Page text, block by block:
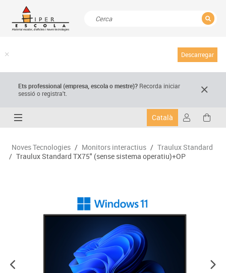
Descarregar
Ets professional (empresa,escola o mestre)? Recorda iniciar
sessió o registra't.
Català
Noves Tecnologies / Monitors interactius / Traulux Standard
/ Traulux Standard TX75" (sense sistema operatiu)+OP